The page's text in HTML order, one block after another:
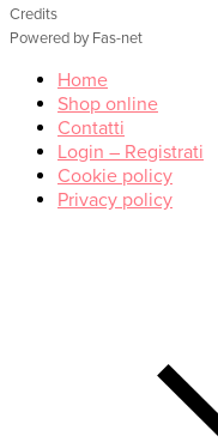
Credits
Powered by Fas-net
Home
Shop online
Contatti
Login – Registrati
Cookie policy
Privacy policy